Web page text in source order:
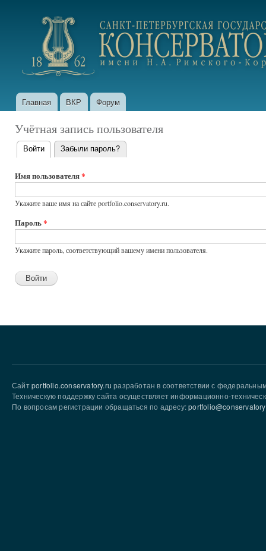
portfolio.conservatory.ru
Главное меню
Главная ВКР Форум
Учётная запись пользователя
Главные
вкладки
Войти (активная вкладка)
Забыли пароль?
Имя пользователя*
Укажите ваше имя на сайте portfolio.conservatory.ru.
Пароль*
Укажите пароль, соответствующий вашему имени пользователя.
Сайтportfolio.conservatory.ru разработан в соответствии с
Техническую поддержку сайта осуществляет информационно-
По вопросам регистрации обращаться по адресу: